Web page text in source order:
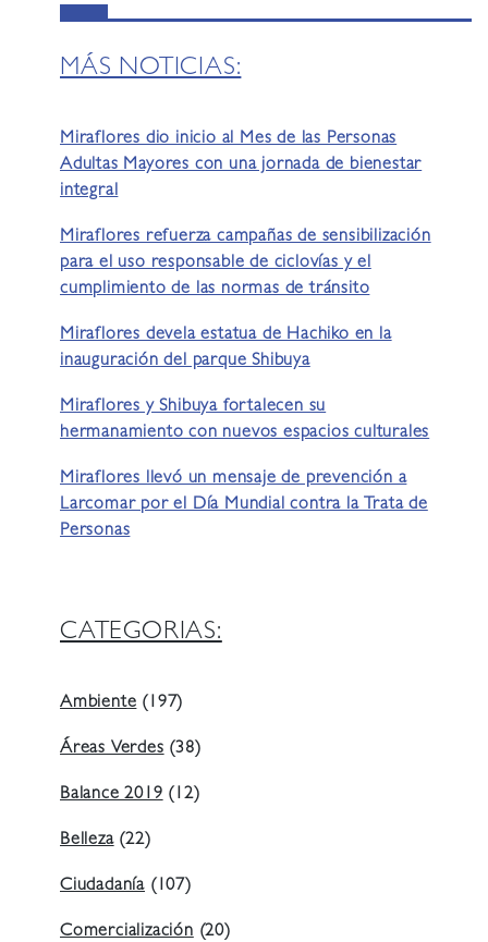
MÁS NOTICIAS:
Miraflores dio inicio al Mes de las Personas
Adultas Mayores con una jornada de bienestar
integral
Miraflores refuerza campañas de sensibilización
para el uso responsable de ciclovías y el
cumplimiento de las normas de tránsito
Miraflores devela estatua de Hachiko en la
inauguración del parque Shibuya
Miraflores y Shibuya fortalecen su
hermanamiento con nuevos espacios culturales
Miraflores llevó un mensaje de prevención a
Larcomar por el Día Mundial contra la Trata de
Personas
CATEGORIAS:
Ambiente (197)
Áreas Verdes (38)
Balance 2019 (12)
Belleza(22)
Ciudadanía (107)
Comercialización (20)